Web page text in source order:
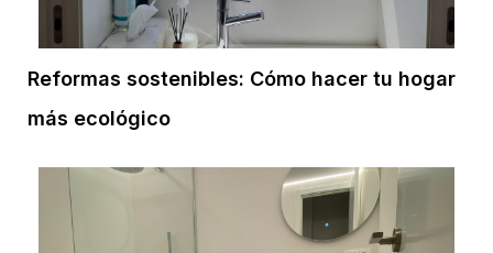
Reformas sostenibles: Cómo hacer tu hogar
más ecológico